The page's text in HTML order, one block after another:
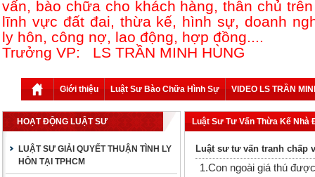
vấn, bào chữa cho khách hàng, thân chủ
lĩnh vực đất đai, thừa kế, hình sự, doanh
ly hôn, công nợ, lao động, hợp đồng....
Trưởng VP: LS TRẦN MINH HÙNG
Giới thiệu Luật Sư Bào Chữa Hình Sự VIDEO LS TRẦN
HOẠT ĐỘNG LUẬT SƯ
LUẬT SƯ GIẢI QUYẾT THUẬN TÌNH LY
HÔN TẠI TPHCM
Luật Sư Tư Vấn Thừa Kế Nhà
Luật sư tư vấn tranh chấp
1.Con ngoài giá thú